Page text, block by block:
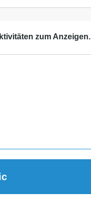
zum Anzeigen.